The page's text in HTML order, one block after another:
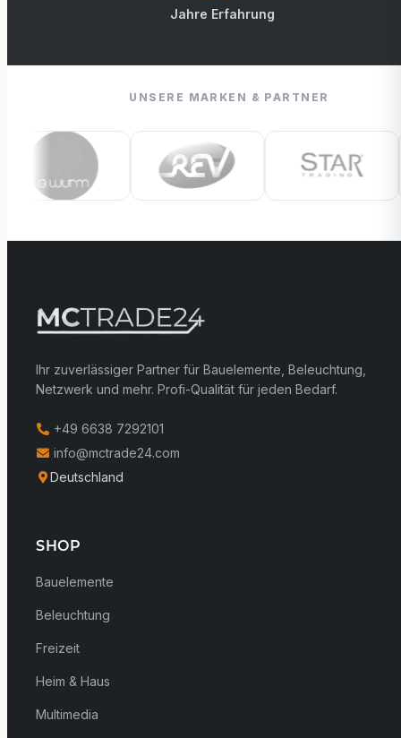
Jahre Erfahrung
UNSERE MARKEN & PARTNER
Ihr zuverlässiger Partner für Bauelemente, Beleuchtung,
Netzwerk und mehr. Profi-Qualität für jeden Bedarf.
+49 6638 7292101
info@mctrade24.com
Deutschland
SHOP
Bauelemente
Beleuchtung
Freizeit
Heim & Haus
Multimedia